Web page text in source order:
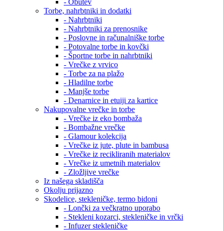
Torbe, nahrbtniki in dodatki
- Nahrbtniki
- Nahrbtniki za prenosnike
- Poslovne in računalniške torbe
- Potovalne torbe in kovčki
- Športne torbe in nahrbtniki
- Vrečke z vrvico
- Torbe za na plažo
- Hladilne torbe
- Manjše torbe
- Denarnice in etuiji za kartice
Nakupovalne vrečke in torbe
- Vrečke iz eko bombaža
- Bombažne vrečke
- Glamour kolekcija
- Vrečke iz jute, plute in bambusa
- Vrečke iz recikliranih materialov
- Vrečke iz umetnih materialov
- Zložljive vrečke
Iz našega skladišča
Okolju prijazno
Skodelice, stekleničke, termo bidoni
- Lončki za večkratno uporabo
- Stekleni kozarci, stekleničke in vrčki
- Infuzer stekleničke